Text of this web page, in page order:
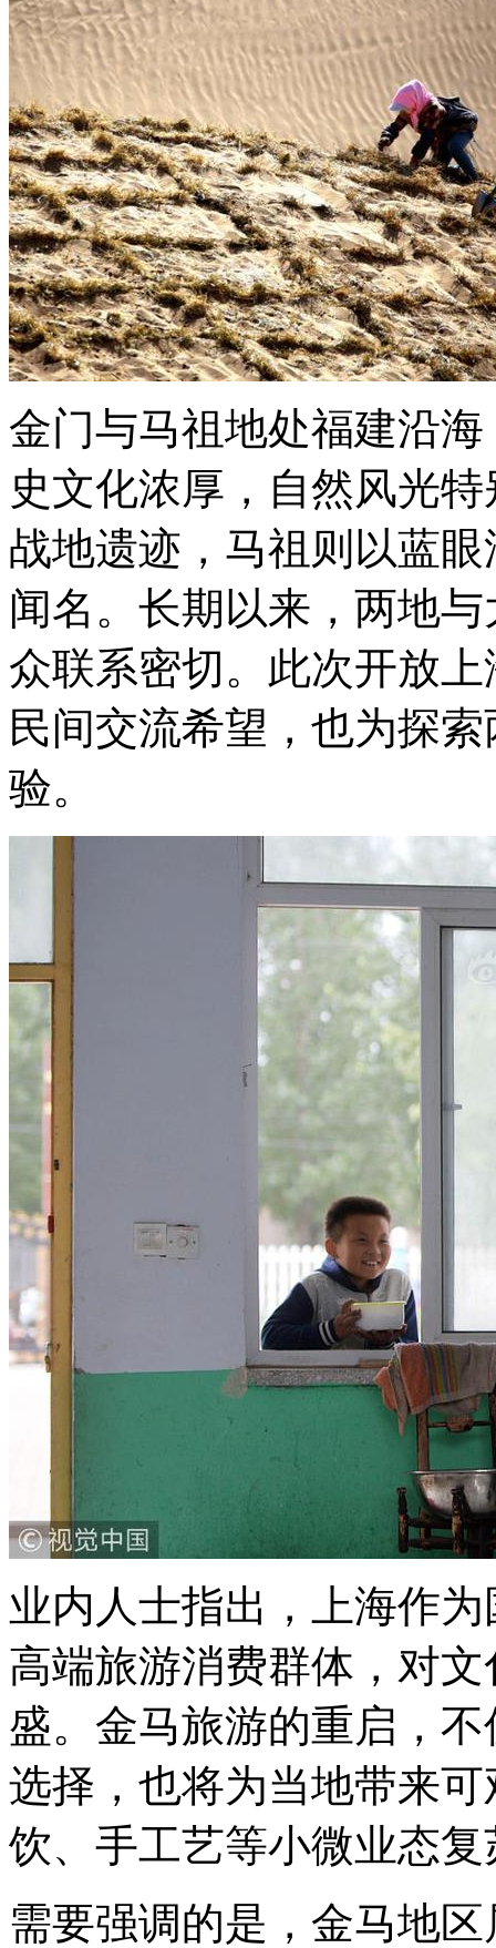
金门与马祖地处福建沿
史文化浓厚，自然风光
战地遗迹，马祖则以蓝
闻名。长期以来，两地
众联系密切。此次开放
民间交流希望，也为探
验。
业内人士指出，上海作
高端旅游消费群体，对
盛。金马旅游的重启，
选择，也将为当地带来
饮、手工艺等小微业态复
需要强调的是，金马地